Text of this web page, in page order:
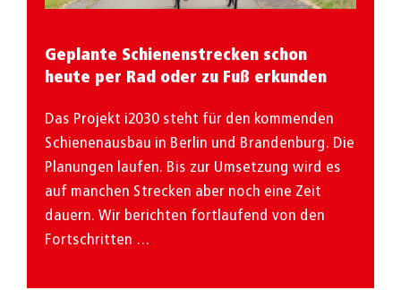
Geplante Schienenstrecken schon
heute per Rad oder zu Fuß erkunden
Das Projekt i2030 steht für den kommenden
Schienenausbau in Berlin und Brandenburg. Die
Planungen laufen. Bis zur Umsetzung wird es
auf manchen Strecken aber noch eine Zeit
dauern. Wir berichten fortlaufend von den
Fortschritten …